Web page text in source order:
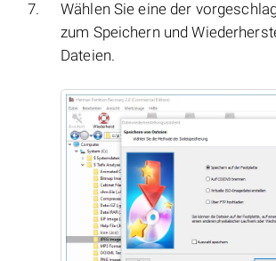
Wählen Sie eine der
zum Speichern und
Dateien.